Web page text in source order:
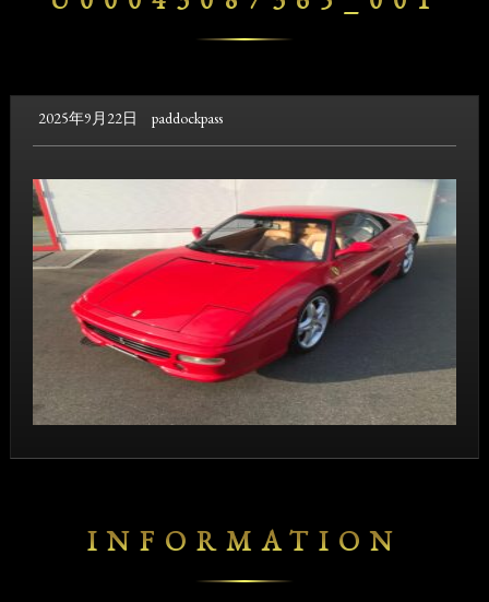
2025年9月22日 paddockpass
INFORMATION